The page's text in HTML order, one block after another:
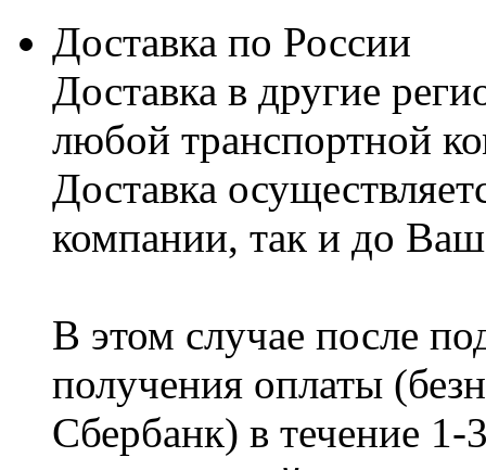
Доставка по России
Доставка в другие
любой транспортной
Доставка
компании, так и до
В этом случае после
получения оплаты
Сбербанк) в течение